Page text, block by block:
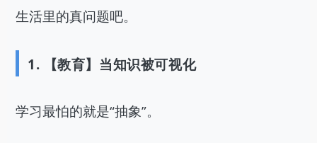
生活里的真问题吧。
1. 【教育】当知识被可视化
学习最怕的就是“抽象”。